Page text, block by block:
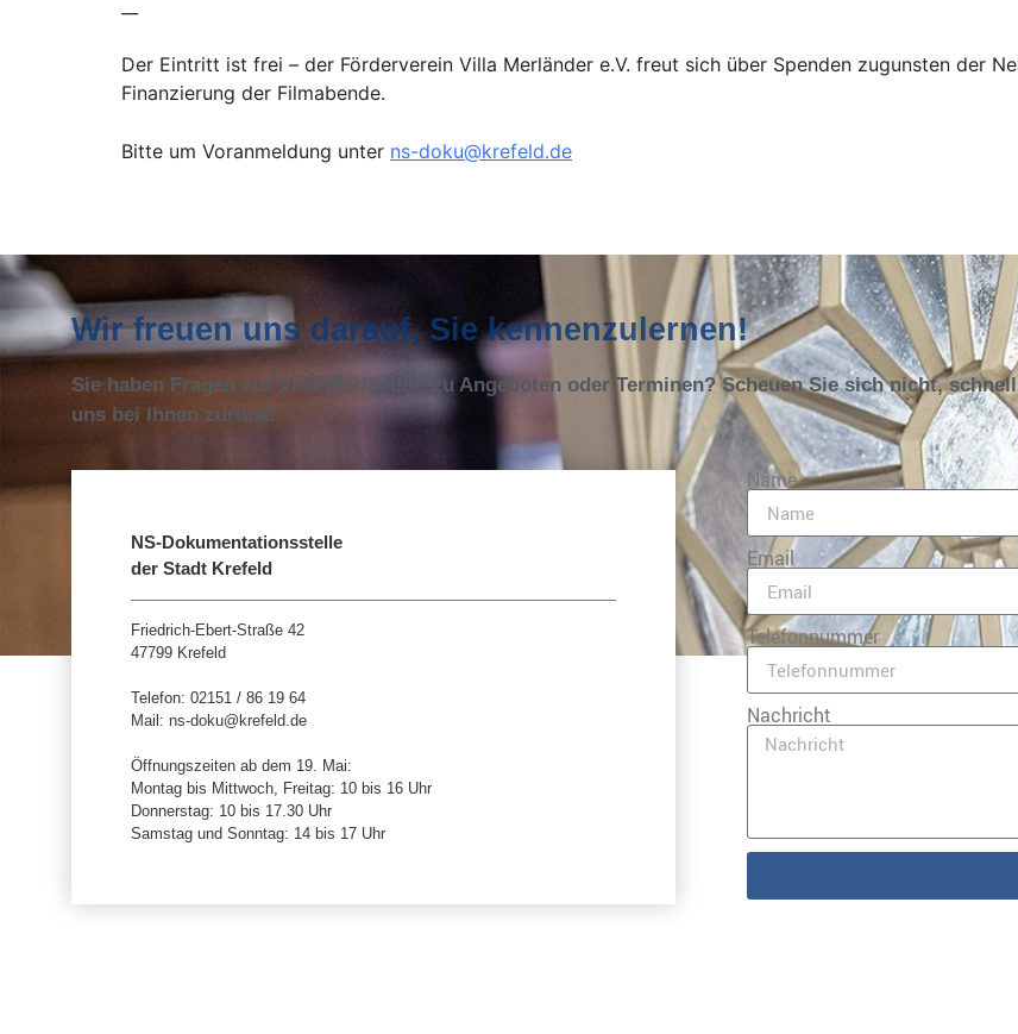
Der Eintritt ist frei – der Förderverein Villa Merländer e.V. freut sich über Spenden zugunsten der
Finanzierung der Filmabende.
Bitte um Voranmeldung unter ns-doku@krefeld.de
Wir freuen uns darauf, Sie kennenzulernen!
Sie haben Fragen zur Villa Merländer, zu Angeboten oder Terminen? Scheuen Sie sich nicht,
uns bei Ihnen zurück!
NS-Dokumentationsstelle
der Stadt Krefeld
Friedrich-Ebert-Straße 42
47799 Krefeld
Telefon: 02151 / 86 19 64
Mail: ns-doku@krefeld.de
Öffnungszeiten ab dem 19. Mai:
Montag bis Mittwoch, Freitag: 10 bis 16 Uhr
Donnerstag: 10 bis 17.30 Uhr
Samstag und Sonntag: 14 bis 17 Uhr
Name
Email
Telefonnummer
Nachricht